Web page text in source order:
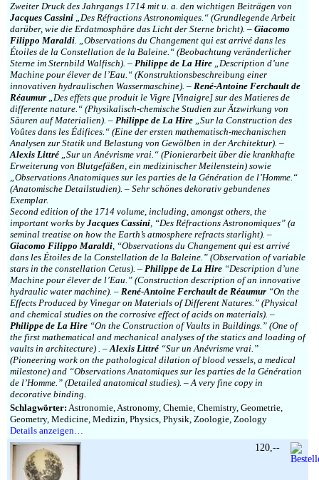
Zweiter Druck des Jahrgangs 1714 mit u. a. den wichtigen Beiträgen von
Jacques Cassini „Des Réfractions Astronomiques.“ (Grundlegende Arbeit
darüber, wie die Erdatmosphäre das Licht der Sterne bricht). – Giacomo
Filippo Maraldi. „Observations du Changement qui est arrivé dans les
Étoiles de la Constellation de la Baleine.“ (Beobachtung veränderlicher
Sterne im Sternbild Walfisch). – Philippe de La Hire „Description d’une
Machine pour élever de l’Eau.“ (Konstruktionsbeschreibung einer
innovativen hydraulischen Wassermaschine). – René-Antoine Ferchault de
Réaumur „Des effets que produit le Vigre [Vinaigre] sur des Matieres de
differente nature.“ (Physikalisch-chemische Studien zur Ätzwirkung von
Säuren auf Materialien). – Philippe de La Hire „Sur la Construction des
Voûtes dans les Édifices.“ (Eine der ersten mathematisch-mechanischen
Analysen zur Statik und Belastung von Gewölben in der Architektur). –
Alexis Littré „Sur un Anévrisme vrai.“ (Pionierarbeit über die krankhafte
Erweiterung von Blutgefäßen, ein medizinischer Meilenstein) sowie
„Observations Anatomiques sur les parties de la Génération de l’Homme.“
(Anatomische Detailstudien). – Sehr schönes dekorativ gebundenes
Exemplar.
Second edition of the 1714 volume, including, amongst others, the
important works by Jacques Cassini, “Des Réfractions Astronomiques” (a
seminal treatise on how the Earth’s atmosphere refracts starlight). –
Giacomo Filippo Maraldi, “Observations du Changement qui est arrivé
dans les Étoiles de la Constellation de la Baleine.” (Observation of variable
stars in the constellation Cetus). – Philippe de La Hire “Description d’une
Machine pour élever de l’Eau.” (Construction description of an innovative
hydraulic water machine). – René-Antoine Ferchault de Réaumur “On the
Effects Produced by Vinegar on Materials of Different Natures.” (Physical
and chemical studies on the corrosive effect of acids on materials). –
Philippe de La Hire “On the Construction of Vaults in Buildings.” (One of
the first mathematical and mechanical analyses of the statics and loading of
vaults in architecture) . –Alexis Littré “Sur un Anévrisme vrai.”
(Pioneering work on the pathological dilation of blood vessels, a medical
milestone) and “Observations Anatomiques sur les parties de la Génération
de l’Homme.” (Detailed anatomical studies). – A very fine copy in
decorative binding.
Schlagwörter: Astronomie, Astronomy, Chemie, Chemistry, Geometrie,
Geometry, Medicine, Medizin, Physics, Physik, Zoologie, Zoology
Details anzeigen…
120,--